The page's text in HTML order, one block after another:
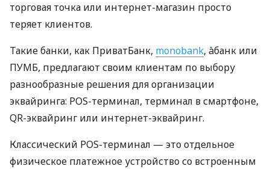
торговая точка или интернет-магазин просто
теряет клиентов.
Такие банки, как ПриватБанк, monobank, àбанк или
ПУМБ, предлагают своим клиентам по выбору
разнообразные решения для организации
эквайринга: POS-терминал, терминал в смартфоне,
QR-эквайринг или интернет-эквайринг.
Классический POS-терминал — это отдельное
физическое платежное устройство со встроенным